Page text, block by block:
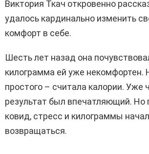
Виктория Ткач откровенно
удалось кардинально изменить
комфорт в себе.
Шесть лет назад она
килограмма ей уже некомфортен.
простого – считала калории. Уже
результат был впечатляющий. Но
ковид, стресс и килограммы
возвращаться.